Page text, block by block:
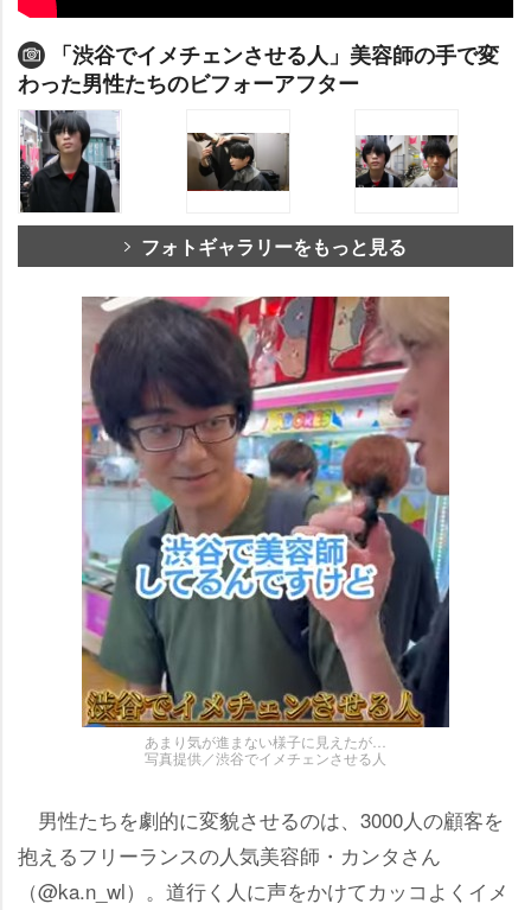
「渋谷でイメチェンさせる人」美容師の手で変
わった男性たちのビフォーアフター
フォトギャラリーをもっと見る
あまり気が進まない様子に見えたが…
写真提供／渋谷でイメチェンさせる人
男性たちを劇的に変貌させるのは、3000人の顧客を
抱えるフリーランスの人気美容師・カンタさん
（@ka.n_wl）。道行く人に声をかけてカッコよくイメ